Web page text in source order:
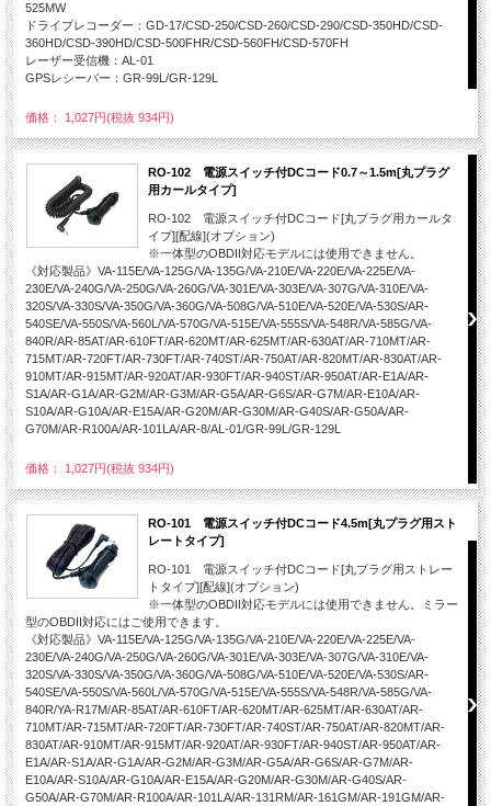
525MW
ドライブレコーダー：GD-17/CSD-250/CSD-260/CSD-290/CSD-350HD/CSD-
360HD/CSD-390HD/CSD-500FHR/CSD-560FH/CSD-570FH
レーザー受信機：AL-01
GPSレシーバー：GR-99L/GR-129L
価格： 1,027円(税抜 934円)
RO-102 電源スイッチ付DCコード0.7～1.5m[丸プラグ
用カールタイプ]
RO-102 電源スイッチ付DCコード[丸プラグ用カールタ
イプ][配線](オプション)
※一体型のOBDII対応モデルには使用できません。
《対応製品》VA-115E/VA-125G/VA-135G/VA-210E/VA-220E/VA-225E/VA-
230E/VA-240G/VA-250G/VA-260G/VA-301E/VA-303E/VA-307G/VA-310E/VA-
320S/VA-330S/VA-350G/VA-360G/VA-508G/VA-510E/VA-520E/VA-530S/AR-
540SE/VA-550S/VA-560L/VA-570G/VA-515E/VA-555S/VA-548R/VA-585G/VA-
840R/AR-85AT/AR-610FT/AR-620MT/AR-625MT/AR-630AT/AR-710MT/AR-
715MT/AR-720FT/AR-730FT/AR-740ST/AR-750AT/AR-820MT/AR-830AT/AR-
910MT/AR-915MT/AR-920AT/AR-930FT/AR-940ST/AR-950AT/AR-E1A/AR-
S1A/AR-G1A/AR-G2M/AR-G3M/AR-G5A/AR-G6S/AR-G7M/AR-E10A/AR-
S10A/AR-G10A/AR-E15A/AR-G20M/AR-G30M/AR-G40S/AR-G50A/AR-
G70M/AR-R100A/AR-101LA/AR-8/AL-01/GR-99L/GR-129L
価格： 1,027円(税抜 934円)
RO-101 電源スイッチ付DCコード4.5m[丸プラグ用スト
レートタイプ]
RO-101 電源スイッチ付DCコード[丸プラグ用ストレー
トタイプ][配線](オプション)
※一体型のOBDII対応モデルには使用できません。ミラー
型のOBDII対応にはご使用できます。
《対応製品》VA-115E/VA-125G/VA-135G/VA-210E/VA-220E/VA-225E/VA-
230E/VA-240G/VA-250G/VA-260G/VA-301E/VA-303E/VA-307G/VA-310E/VA-
320S/VA-330S/VA-350G/VA-360G/VA-508G/VA-510E/VA-520E/VA-530S/AR-
540SE/VA-550S/VA-560L/VA-570G/VA-515E/VA-555S/VA-548R/VA-585G/VA-
840R/YA-R17M/AR-85AT/AR-610FT/AR-620MT/AR-625MT/AR-630AT/AR-
710MT/AR-715MT/AR-720FT/AR-730FT/AR-740ST/AR-750AT/AR-820MT/AR-
830AT/AR-910MT/AR-915MT/AR-920AT/AR-930FT/AR-940ST/AR-950AT/AR-
E1A/AR-S1A/AR-G1A/AR-G2M/AR-G3M/AR-G5A/AR-G6S/AR-G7M/AR-
E10A/AR-S10A/AR-G10A/AR-E15A/AR-G20M/AR-G30M/AR-G40S/AR-
G50A/AR-G70M/AR-R100A/AR-101LA/AR-131RM/AR-161GM/AR-191GM/AR-